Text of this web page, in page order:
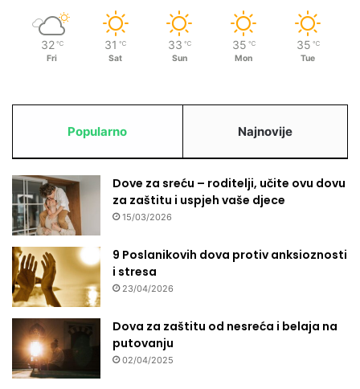
32 ℃
Fri
31 ℃
Sat
33 ℃
Sun
35 ℃
Mon
35 ℃
Tue
Popularno Najnovije
Dove za sreću – roditelji, učite ovu dovu
za zaštitu i uspjeh vaše djece
15/03/2026
9 Poslanikovih dova protiv anksioznosti
i stresa
23/04/2026
Dova za zaštitu od nesreća i belaja na
putovanju
02/04/2025